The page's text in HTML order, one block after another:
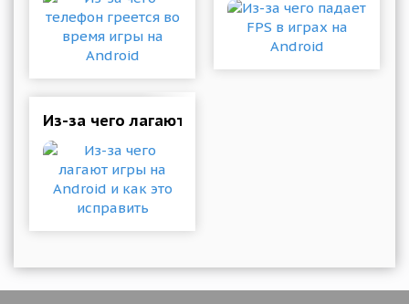
Из-за чего лагают игры на Android и как это